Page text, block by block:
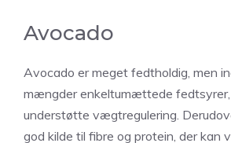
Avocado
Avocado er meget fedtholdig, men
mængder enkeltumættede fedtsyrer,
understøtte vægtregulering.
god kilde til fibre og protein, der kan